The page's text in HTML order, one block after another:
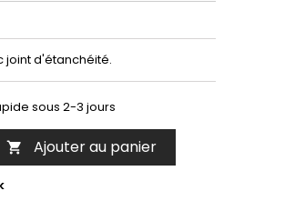
joint d'étanchéité.
sous 2-3 jours
 Ajouter au panier